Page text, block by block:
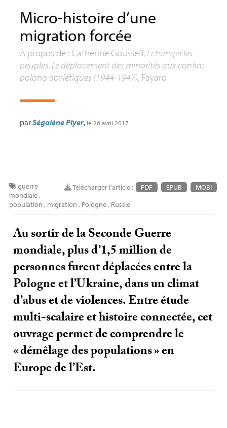
Micro-histoire d’une
migration forcée
À propos de : Catherine Gousseff, Échanger les
peuples. Le déplacement des minorités aux confins
polono-soviétiques (1944-1947), Fayard
parSégolène Plyer, le 26 avril 2017
Télécharger l'article : PDF EPUB MOBI
guerre
mondiale,
population , migration , Pologne, Russie
Au sortir de la Seconde Guerre
mondiale, plus d’1,5 million de
personnes furent déplacées entre la
Pologne et l’Ukraine, dans un climat
d’abus et de violences. Entre étude
multi-scalaire et histoire connectée, cet
ouvrage permet de comprendre le
«démêlage des populations» en
Europe de l’Est.